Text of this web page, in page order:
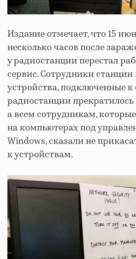
Издание отмечает, что 15
несколько часов после
у радиостанции перестал
сервис. Сотрудники
устройства, подключенные
радиостанции прекратилось
а всем сотрудникам,
на компьютерах под
Windows, сказали не
к устройствам.